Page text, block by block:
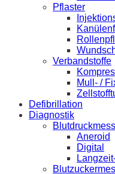
Pflaster
Verbandstoffe
Mull- /
Defibrillation
Diagnostik
Aneroid
Digital